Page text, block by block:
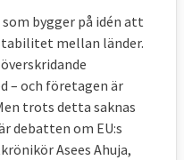
bygger på idén att
mellan länder.
– och företagen är
trots detta saknas
debatten om EU:s
Asees Ahuja,